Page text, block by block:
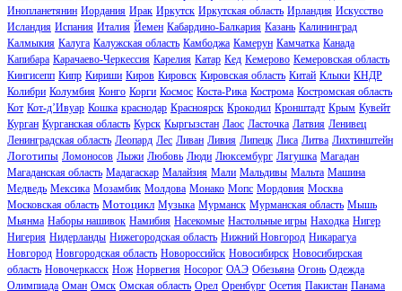
Инопланетянин Иордания Ирак Иркутск Иркутская область Ирландия Искусство
Исландия Испания Италия Йемен Кабардино-Балкария Казань Калининград
Калмыкия Калуга Калужская область Камбоджа Камерун Камчатка Канада
Капибара Карачаево-Черкессия Карелия Катар Кед Кемерово Кемеровская область
Кингисепп Кипр Кириши Киров Кировск Кировская область Китай Клыки КНДР
Колибри Колумбия Конго Корги Космос Коста-Рика Кострома Костромская область
Кот Кот-д’Ивуар Кошка краснодар Красноярск Крокодил Кронштадт Крым Кувейт
Курган Курганская область Курск Кыргызстан Лаос Ласточка Латвия Ленивец
Ленинградская область Леопард Лес Ливан Ливия Липецк Лиса Литва Лихтинштейн
Логотипы Ломоносов Лыжи Любовь Люди Люксембург Лягушка Магадан
Магаданская область Мадагаскар Малайзия Мали Мальдивы Мальта Машина
Медведь Мексика Мозамбик Молдова Монако Мопс Мордовия Москва
Московская область Мотоцикл Музыка Мурманск Мурманская область Мышь
Мьянма Наборы нашивок Намибия Насекомые Настольные игры Находка Нигер
Нигерия Нидерланды Нижегородская область Нижний Новгород Никарагуа
Новгород Новгородская область Новороссийск Новосибирск Новосибирская
область Новочеркасск Нож Норвегия Носорог ОАЭ Обезьяна Огонь Одежда
Олимпиада Оман Омск Омская область Орел Оренбург Осетия Пакистан Панама